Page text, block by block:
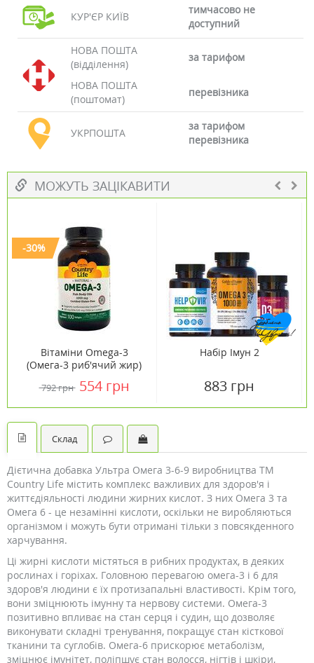
КУР'ЄР КИЇВ
тимчасово не
доступний
НОВА ПОШТА
(відділення)
за тарифом
НОВА ПОШТА
(поштомат)
перевізника
УКРПОШТА
за тарифом
перевізника
МОЖУТЬ ЗАЦІКАВИТИ
-30%
Вітаміни Omega-3
(Омега-3 риб'ячий жир)
Кантрі Лайф / Country
792 грн 554 грн
Набір Імун 2
883 грн
Склад
Дієтична добавка Ультра Омега 3-6-9 виробництва ТМ
Country Life містить комплекс важливих для здоров'я і
життєдіяльності людини жирних кислот. З них Омега 3 та
Омега 6 - це незамінні кислоти, оскільки не виробляються
організмом і можуть бути отримані тільки з повсякденного
харчування.
Ці жирні кислоти містяться в рибних продуктах, в деяких
рослинах і горіхах. Головною перевагою омега-3 і 6 для
здоров'я людини є їх протизапальні властивості. Крім того,
вони зміцнюють імунну та нервову системи. Омега-3
позитивно впливає на стан серця і судин, що дозволяє
виконувати складні тренування, покращує стан кісткової
тканини та суглобів. Oмeгa-6 прискорює метаболізм,
зміцнює імунітет, поліпшує стан волосся, нігтів і шкіри,